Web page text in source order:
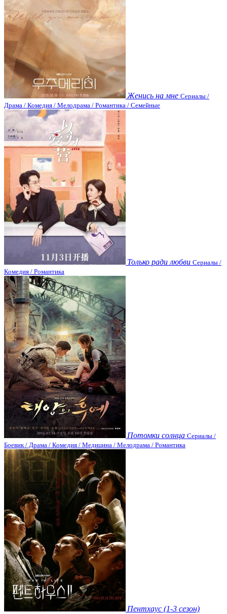
Женись на мне Сериалы /
Драма / Комедия / Мелодрама / Романтика / Семейные
Только ради любви Сериалы /
Комедия / Романтика
Потомки солнца Сериалы /
Боевик / Драма / Комедия / Медицина / Мелодрама / Романтика
Пентхаус (1-3 сезон)